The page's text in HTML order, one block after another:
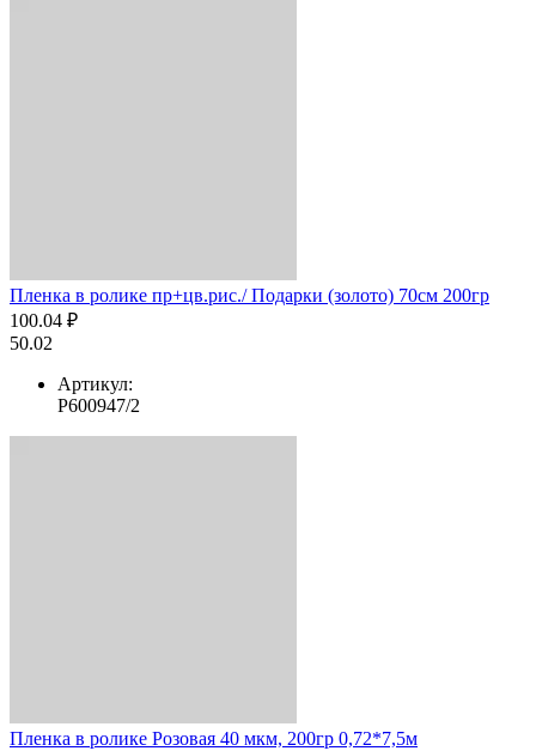
Пленка в ролике пр+цв.рис./ Подарки (золото) 70см 200гр
100.04 ₽
50.02
Артикул:
Р600947/2
Пленка в ролике Розовая 40 мкм, 200гр 0,72*7,5м